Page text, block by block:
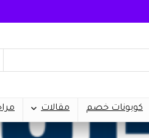
كوبونات خصم مقالات